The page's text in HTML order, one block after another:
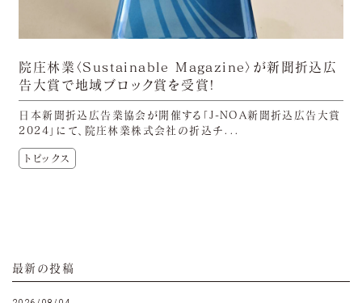
院庄林業〈Sustainable Magazine〉が新聞折込広
告大賞で地域ブロック賞を受賞!
日本新聞折込広告業協会が開催する「J-NOA新聞折込広告大賞
2024」にて、院庄林業株式会社の折込チ...
トピックス
最新の投稿